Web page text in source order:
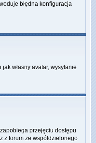
błędna konfiguracja
własny avatar, wysyłanie
przejęciu dostępu
z forum ze współdzielonego